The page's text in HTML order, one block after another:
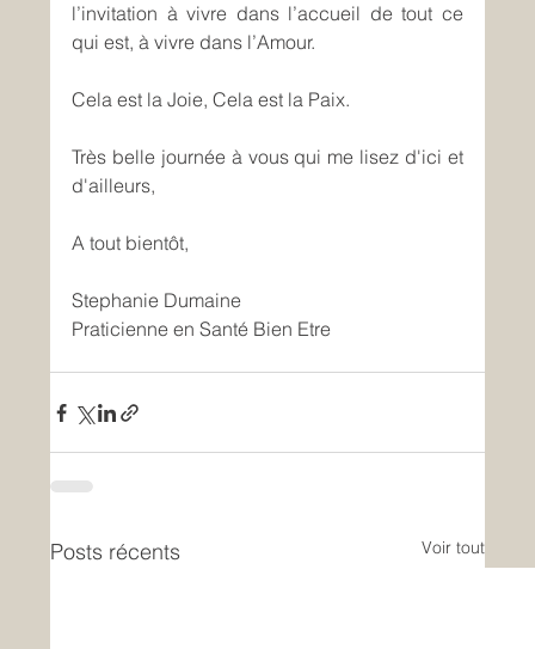
l’invitation à vivre dans l’accueil de tout ce
qui est, à vivre dans l’Amour.
Cela est la Joie, Cela est la Paix.
Très belle journée à vous qui me lisez d'ici et
d'ailleurs,
A tout bientôt,
Stephanie Dumaine
Praticienne en Santé Bien Etre
Posts récents Voir tout